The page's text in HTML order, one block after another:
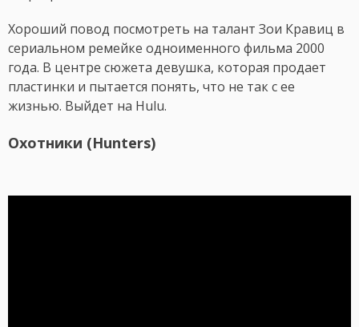
Хороший повод посмотреть на талант Зои Кравиц в
сериальном ремейке одноименного фильма 2000
года. В центре сюжета девушка, которая продает
пластинки и пытается понять, что не так с ее
жизнью. Выйдет на Hulu.
Охотники (Hunters)